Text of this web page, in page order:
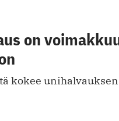
on
kokee